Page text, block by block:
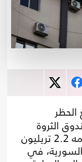
الثروة
السيادي الخاص بها والبالغ حجمه 2.2 تريليون
في